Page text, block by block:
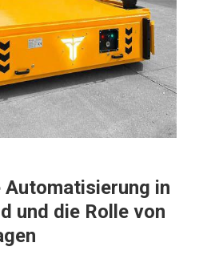
in
und die Rolle von